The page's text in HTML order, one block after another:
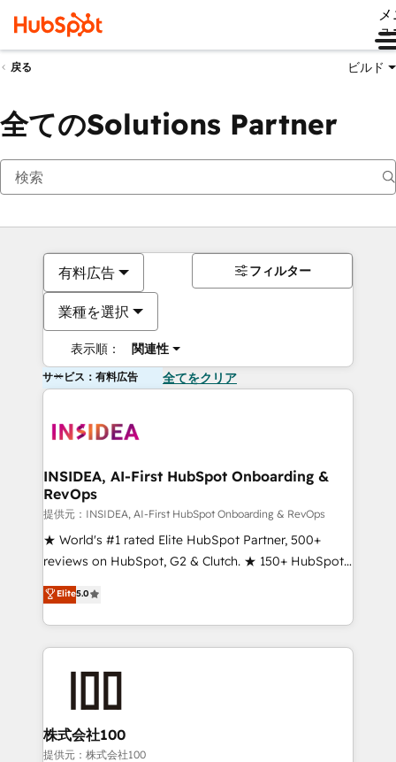
ュ
戻る ビルド
全てのSolutions Partner
有料広告
業種を選択
表示順： 関連性
フィルター
サービス：有料広告 全てをクリア
INSIDEA, AI-First HubSpot Onboarding &
RevOps
提供元：INSIDEA, AI-First HubSpot Onboarding & RevOps
★ World's #1 rated Elite HubSpot Partner, 500+
reviews on HubSpot, G2 & Clutch. ★ 150+ HubSpot
Certified Experts & Trainers across the team ★
1,500+ implementations across five continents ★ AI-
First, RevOps-led, Onboarding obsessed ★
Company of the Year 2024/25 INSIDEA helps
and build AI-powered workflows that drive adoption
from week one, in your time zone. What we do ➤
Onboarding: Live in weeks, with workflows built
Elite5.0
株式会社100
提供元：株式会社100